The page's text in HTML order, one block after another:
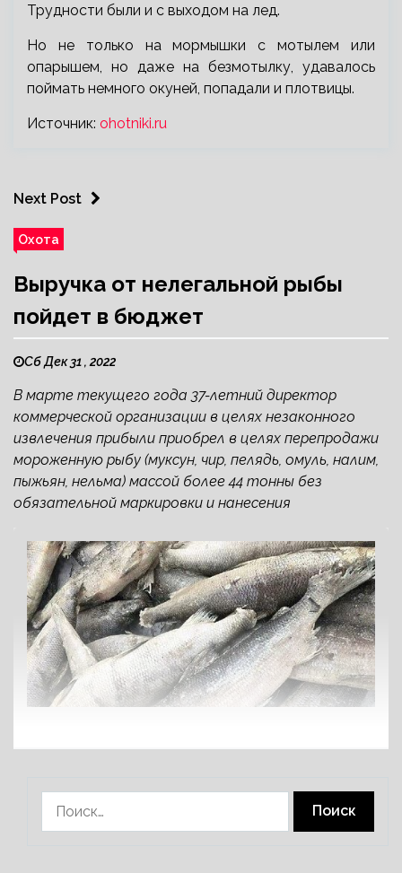
Трудности были и с выходом на лед.
Но не только на мормышки с мотылем или
опарышем, но даже на безмотылку, удавалось
поймать немного окуней, попадали и плотвицы.
Источник: ohotniki.ru
Next Post
Охота
Выручка от нелегальной рыбы
пойдет в бюджет
Сб Дек 31 , 2022
В марте текущего года 37-летний директор
коммерческой организации в целях незаконного
извлечения прибыли приобрел в целях перепродажи
мороженную рыбу (муксун, чир, пелядь, омуль, налим,
пыжьян, нельма) массой более 44 тонны без
обязательной маркировки и нанесения